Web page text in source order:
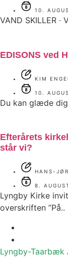
10.
VAND SKILLER ∙
EDISONS ved
KIM
10.
Du kan glæde
Efterårets
står vi?
HANS-
8.
Lyngby Kirke
overskriften ”På..
Lyngby-Taarbæk